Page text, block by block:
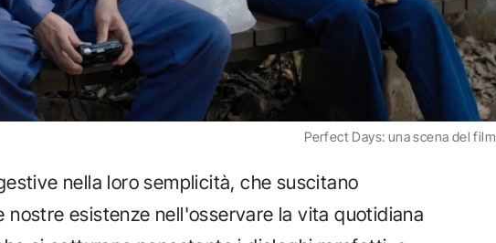
Perfect Days: una scena del film
nella loro semplicità, che suscitano
nostre esistenze nell'osservare la vita quotidiana